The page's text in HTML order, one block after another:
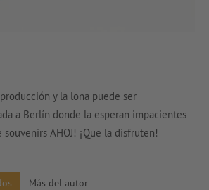
y la lona puede ser
a Berlín donde la esperan impacientes
AHOJ! ¡Que la disfruten!
Más del autor